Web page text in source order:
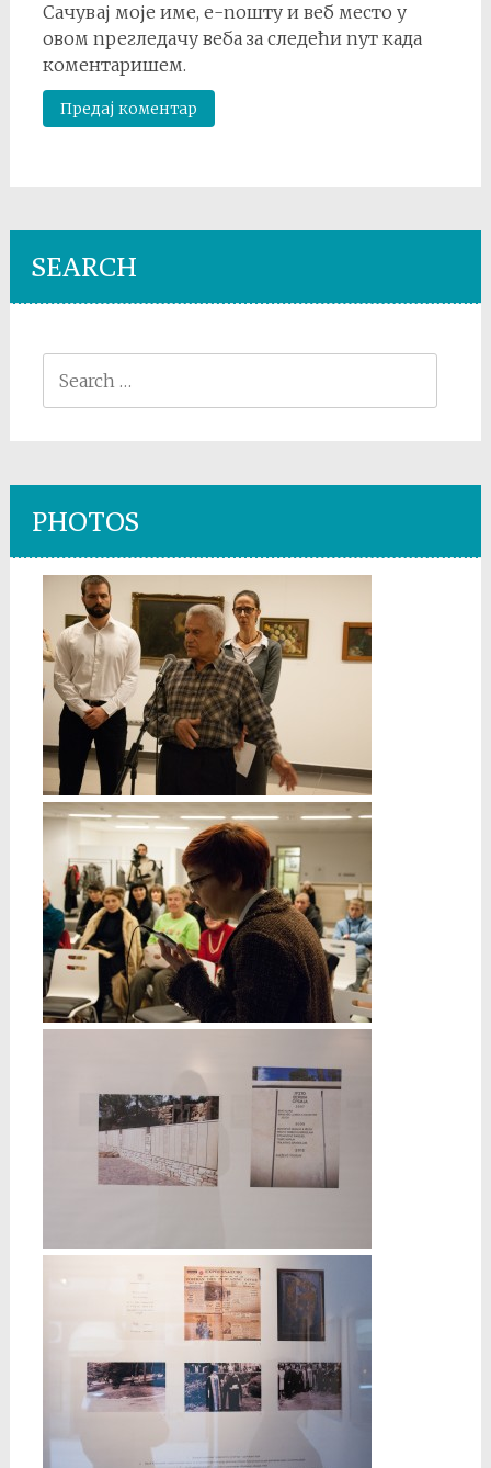
Сачувај моје име, е-пошту и веб место у
овом прегледачу веба за следећи пут када
коментаришем.
SEARCH
for:
PHOTOS